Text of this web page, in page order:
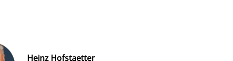
Heinz Hofstaetter